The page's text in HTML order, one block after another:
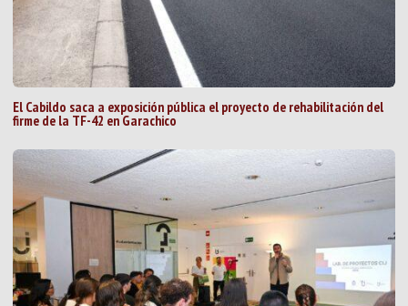
El Cabildo saca a exposición pública el proyecto de rehabilitación del
firme de la TF-42 en Garachico